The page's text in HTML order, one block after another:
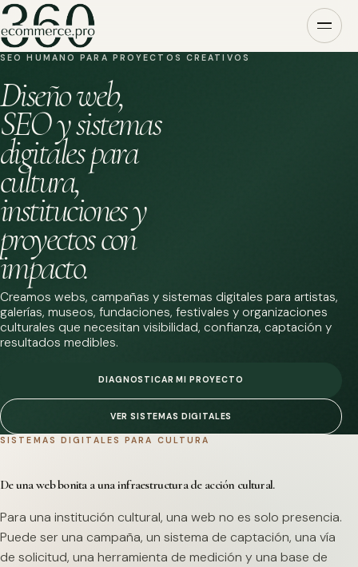
SEO HUMANO PARA PROYECTOS CREATIVOS
Diseño web,
SEO y sistemas
digitales para
cultura,
instituciones y
proyectos con
impacto.
Creamos webs, campañas y sistemas digitales para artistas,
galerías, museos, fundaciones, festivales y organizaciones
culturales que necesitan visibilidad, confianza, captación y
resultados medibles.
DIAGNOSTICAR MI PROYECTO
VER SISTEMAS DIGITALES
SISTEMAS DIGITALES PARA CULTURA
De una web bonita a una infraestructura de acción cultural.
Para una institución cultural, una web no es solo presencia.
Puede ser una campaña, un sistema de captación, una vía
de solicitud, una herramienta de medición y una base de